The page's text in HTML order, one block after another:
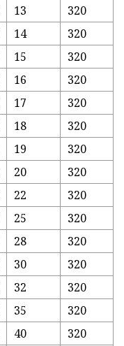
13
320
14
320
15
320
16
320
17
320
18
320
19
320
20
320
22
320
25
320
28
320
30
320
32
320
35
320
40 320